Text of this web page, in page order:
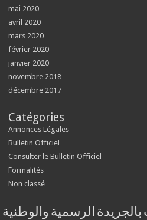
mai 2020
avril 2020
mars 2020
février 2020
janvier 2020
novembre 2018
décembre 2017
Catégories
Annonces Légales
Bulletin Officiel
Consulter le Bulletin Officiel
Formalités
Non classé
بالجريدة الرسمية والوطنية